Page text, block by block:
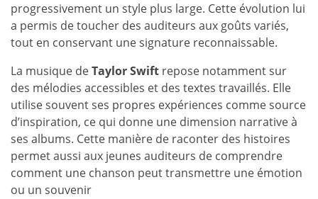
progressivement un style plus large. Cette évolution lui
a permis de toucher des auditeurs aux goûts variés,
tout en conservant une signature reconnaissable.
La musique deTaylor Swift repose notamment sur
des mélodies accessibles et des textes travaillés. Elle
utilise souvent ses propres expériences comme source
d’inspiration, ce qui donne une dimension narrative à
ses albums. Cette manière de raconter des histoires
permet aussi aux jeunes auditeurs de comprendre
comment une chanson peut transmettre une émotion
ou un souvenir